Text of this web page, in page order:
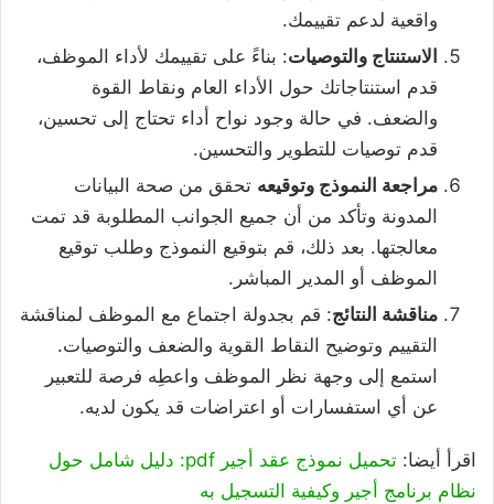
واقعية لدعم تقييمك.
الاستنتاج والتوصيات: بناءً على تقييمك لأداء الموظف،
قدم استنتاجاتك حول الأداء العام ونقاط القوة
والضعف. في حالة وجود نواح أداء تحتاج إلى تحسين،
قدم توصيات للتطوير والتحسين.
مراجعة النموذج وتوقيعه تحقق من صحة البيانات
المدونة وتأكد من أن جميع الجوانب المطلوبة قد تمت
معالجتها. بعد ذلك، قم بتوقيع النموذج وطلب توقيع
الموظف أو المدير المباشر.
مناقشة النتائج: قم بجدولة اجتماع مع الموظف لمناقشة
التقييم وتوضيح النقاط القوية والضعف والتوصيات.
استمع إلى وجهة نظر الموظف واعطِه فرصة للتعبير
عن أي استفسارات أو اعتراضات قد يكون لديه.
اقرأ أيضا:
تحميل نموذج عقد أجير pdf: دليل شامل حول
نظام برنامج أجير وكيفية التسجيل به